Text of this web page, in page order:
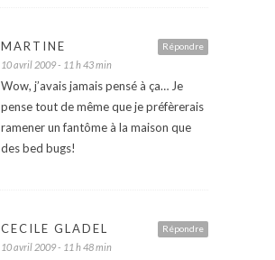
Répondre
MARTINE
10 avril 2009 - 11 h 43 min
Wow, j’avais jamais pensé à ça… Je
pense tout de même que je préfèrerais
ramener un fantôme à la maison que
des bed bugs!
Répondre
CECILE GLADEL
10 avril 2009 - 11 h 48 min